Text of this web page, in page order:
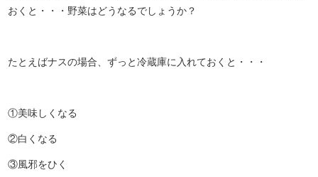
おくと・・・野菜はどうなるでしょうか？
たとえばナスの場合、ずっと冷蔵庫に入れておくと・・・
①美味しくなる
②白くなる
③風邪をひく